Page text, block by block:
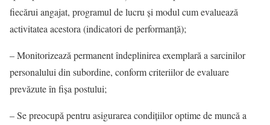
fiecărui angajat, programul de lucru şi modul cum evaluează
activitatea acestora (indicatori de performanţă);
– Monitorizează permanent îndeplinirea exemplară a sarcinilor
personalului din subordine, conform criteriilor de evaluare
prevăzute în fişa postului;
– Se preocupă pentru asigurarea condiţiilor optime de muncă a